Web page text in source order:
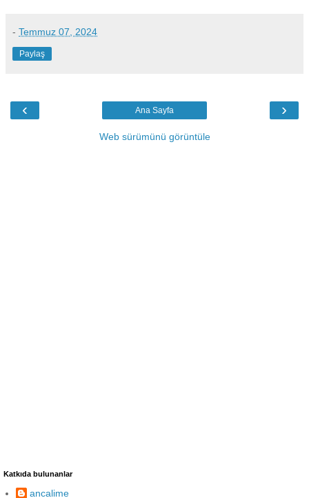
- Temmuz 07, 2024
Paylaş
‹ ›
Ana Sayfa
Web sürümünü görüntüle
Katkıda bulunanlar
ancalime